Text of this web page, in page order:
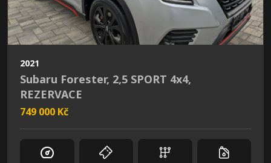
2021
Subaru Forester, 2,5 SPORT 4x4,
REZERVACE
749 000 Kč